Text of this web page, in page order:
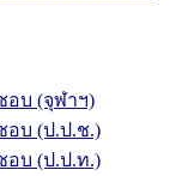
อบ (จุฬาฯ)
อบ (ป.ป.ช.)
อบ (ป.ป.ท.)